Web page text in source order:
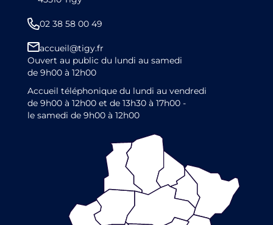
02 38 58 00 49
accueil@tigy.fr
Ouvert au public du lundi au samedi
de 9h00 à 12h00
Accueil téléphonique du lundi au vendredi
de 9h00 à 12h00 et de 13h30 à 17h00 -
le samedi de 9h00 à 12h00